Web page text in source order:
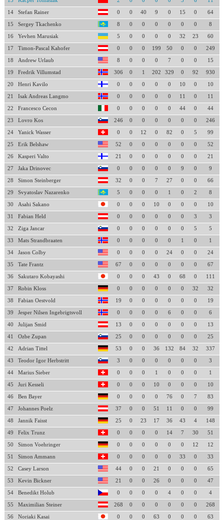
14 Stefan Rainer 0 0 40 9 0 15 0 64
15 Sergey Tkachenko 8 0 0 0 0 0 0 8
16 Yevhen Marusiak 5 0 0 0 0 32 23 60
17 Timon-Pascal Kahofer 0 0 0 199 50 0 0 249
18 Andrew Urlaub 8 0 0 0 7 0 0 15
19 Fredrik Villumstad 306 0 1 202 329 0 92 930
20 Henri Kavilo 0 0 0 0 0 10 0 10
21 Isak Andreas Langmo 0 0 0 0 0 11 0 11
22 Francesco Cecon 0 0 0 0 0 44 0 44
23 Lovro Kos 246 0 0 0 0 0 0 246
24 Yanick Wasser 0 0 12 0 82 0 5 99
25 Erik Belshaw 52 0 0 0 0 0 0 52
26 Kasperi Valto 21 0 0 0 0 0 0 21
27 Jaka Drinovec 0 0 0 0 0 9 0 9
28 Simon Steinberger 32 0 0 7 27 0 0 66
29 Svyatoslav Nazarenko 5 0 0 0 1 0 2 8
30 Asahi Sakano 0 0 0 10 0 0 0 10
31 Fabian Held 0 0 0 0 0 0 3 3
32 Ziga Jancar 0 0 0 0 0 0 5 5
33 Mats Strandbraaten 0 0 0 0 0 1 0 1
34 Jason Colby 0 0 0 0 24 0 0 24
35 Tate Frantz 67 0 0 0 0 0 0 67
36 Sakutaro Kobayashi 0 0 0 43 0 68 0 111
37 Robin Kloss 0 0 0 0 0 0 32 32
38 Fabian Oestvold 19 0 0 0 0 0 0 19
39 Jesper Nilsen Ingebrigtsvoll 0 0 0 0 6 0 0 6
40 Julijan Smid 13 0 0 0 0 0 0 13
41 Ozbe Zupan 25 0 0 0 0 0 0 25
42 Adrian Tittel 53 0 0 36 132 84 32 337
43 Teodor Igor Herbstritt 3 0 0 0 0 0 0 3
44 Marius Sieber 0 0 0 1 0 0 0 1
45 Juri Kesseli 0 0 0 10 0 0 0 10
46 Ben Bayer 0 0 0 0 76 0 7 83
47 Johannes Poelz 37 0 0 51 11 0 0 99
48 Jannik Faisst 25 0 23 17 36 43 4 148
49 Felix Trunz 0 0 0 0 14 7 30 51
50 Simon Voehringer 0 0 0 0 0 0 12 12
51 Simon Ammann 0 0 0 0 0 33 0 33
52 Casey Larson 44 0 0 21 0 0 0 65
53 Kevin Bickner 21 0 0 26 0 0 0 47
54 Benedikt Holub 0 0 0 0 4 0 0 4
55 Maximilian Steiner 268 0 0 0 0 0 0 268
56 Noriaki Kasai 0 0 0 63 0 0 0 63